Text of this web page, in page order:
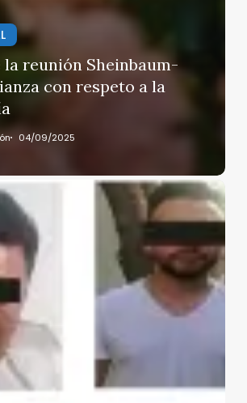
la reunión Sheinbaum-
con respeto a la
04/09/2025